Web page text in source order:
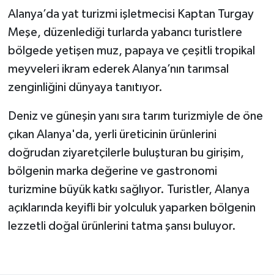
Alanya’da yat turizmi işletmecisi Kaptan Turgay
Meşe, düzenlediği turlarda yabancı turistlere
bölgede yetişen muz, papaya ve çeşitli tropikal
meyveleri ikram ederek Alanya’nın tarımsal
zenginliğini dünyaya tanıtıyor.
Deniz ve güneşin yanı sıra tarım turizmiyle de öne
çıkan Alanya'da, yerli üreticinin ürünlerini
doğrudan ziyaretçilerle buluşturan bu girişim,
bölgenin marka değerine ve gastronomi
turizmine büyük katkı sağlıyor. Turistler, Alanya
açıklarında keyifli bir yolculuk yaparken bölgenin
lezzetli doğal ürünlerini tatma şansı buluyor.